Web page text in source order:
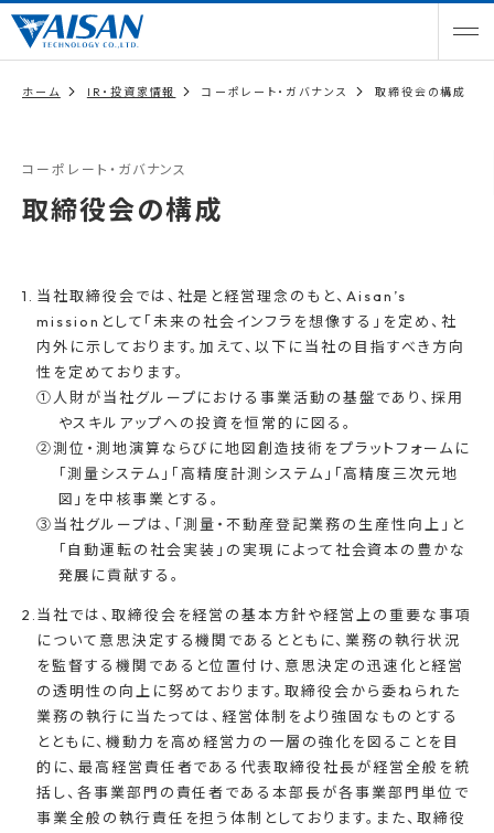
ホーム IR・投資家情報 コーポレート・ガバナンス 取締役会の構成
コーポレート・ガバナンス
取締役会の構成
当社取締役会では、社是と経営理念のもと、Aisan’s
missionとして「未来の社会インフラを想像する」を定め、社
内外に示しております。加えて、以下に当社の目指すべき方向
性を定めております。
①人財が当社グループにおける事業活動の基盤であり、採用
やスキルアップへの投資を恒常的に図る。
②測位・測地演算ならびに地図創造技術をプラットフォームに
「測量システム」「高精度計測システム」「高精度三次元地
図」を中核事業とする。
③当社グループは、「測量・不動産登記業務の生産性向上」と
「自動運転の社会実装」の実現によって社会資本の豊かな
発展に貢献する。
当社では、取締役会を経営の基本方針や経営上の重要な事項
について意思決定する機関であるとともに、業務の執行状況
を監督する機関であると位置付け、意思決定の迅速化と経営
の透明性の向上に努めております。取締役会から委ねられた
業務の執行に当たっては、経営体制をより強固なものとする
とともに、機動力を高め経営力の一層の強化を図ることを目
的に、最高経営責任者である代表取締役社長が経営全般を統
括し、各事業部門の責任者である本部長が各事業部門単位で
事業全般の執行責任を担う体制としております。また、取締役